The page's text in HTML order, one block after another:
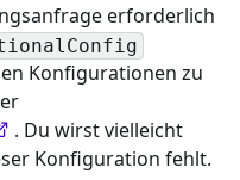
erforderlich
Konfigurationen zu
. Du wirst vielleicht
Konfiguration fehlt.